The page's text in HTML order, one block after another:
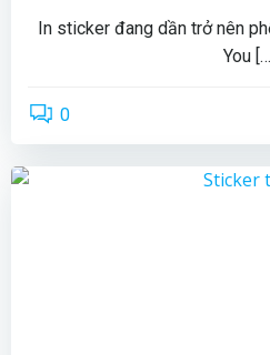
In sticker đang dần trở nên
You
0